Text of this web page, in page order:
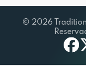
© 2026 Tradition